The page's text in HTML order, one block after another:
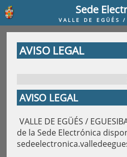
Sede
VALLE DE EGÜÉS /
AVISO LEGAL
AVISO LEGAL
VALLE DE EGÜÉS /
de la Sede Electrónica